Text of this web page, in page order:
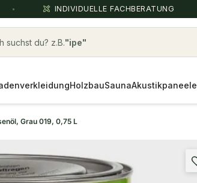
INDIVIDUELLE FACHBERATUNG
suchst du? z.B. ipe
HolzbauSaunaAkustikpaneele
Grau 019, 0,75 L